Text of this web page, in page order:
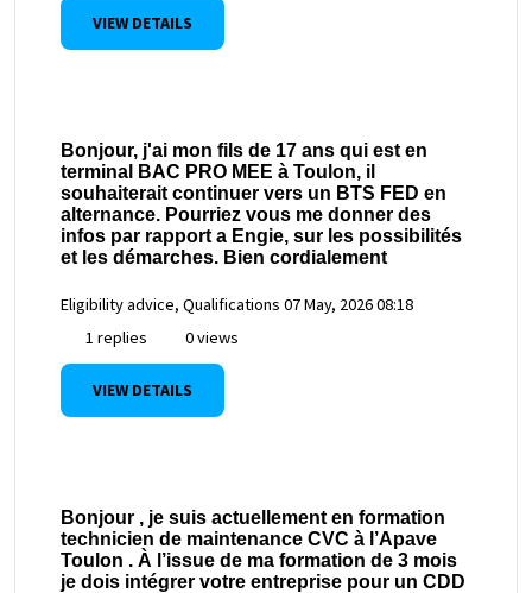
VIEW DETAILS
Bonjour, j'ai mon fils de 17 ans qui est en
terminal BAC PRO MEE à Toulon, il
souhaiterait continuer vers un BTS FED en
alternance. Pourriez vous me donner des
infos par rapport a Engie, sur les possibilités
et les démarches. Bien cordialement
Eligibility advice, Qualifications 07 May, 2026 08:18
1 replies
0 views
VIEW DETAILS
Bonjour , je suis actuellement en formation
technicien de maintenance CVC à l’Apave
Toulon . À l’issue de ma formation de 3 mois
je dois intégrer votre entreprise pour un CDD